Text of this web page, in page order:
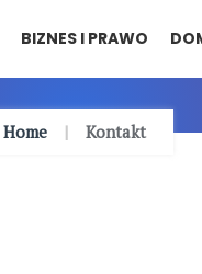
BIZNES I PRAWO
Home Kontakt